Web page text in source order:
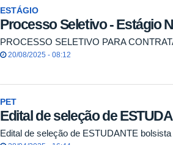
ESTÁGIO
Processo Seletivo - Estágio
PROCESSO SELETIVO PARA
20/08/2025 - 08:12
PET
Edital de seleção de
Edital de seleção de ESTUDANTE